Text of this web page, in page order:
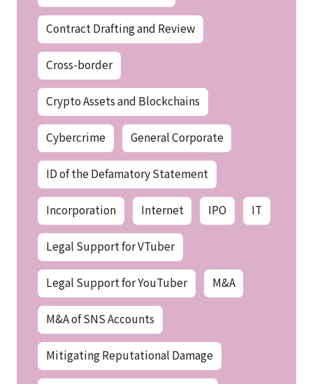
Contract Drafting and Review
Cross-border
Crypto Assets and Blockchains
Cybercrime General Corporate
ID of the Defamatory Statement
Incorporation Internet IPO IT
Legal Support for VTuber
Legal Support for YouTuber M&A
M&A of SNS Accounts
Mitigating Reputational Damage